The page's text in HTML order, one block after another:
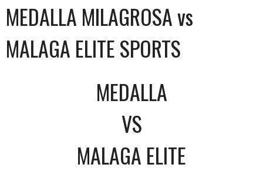
MEDALLA MILAGROSA vs
MALAGA ELITE SPORTS
MEDALLA
VS
MALAGA ELITE